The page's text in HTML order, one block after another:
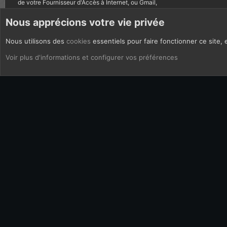
de votre Fournisseur d'Accès à Internet, ou Gmail,
CoOkies Français (FR)
Nous apprécions votre vie privée
Nous utilisons des cookies essentiels pour faire fonctionner ce site,
Voir plus d'informations et configurer vos préférences